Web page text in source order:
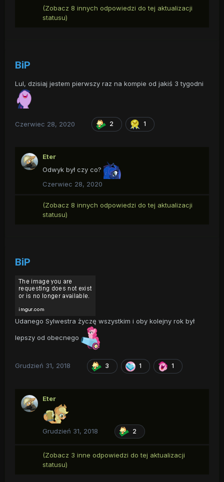
(Zobacz 8 innych odpowiedzi do tej aktualizacji
statusu)
BiP
Lul, dzisiaj jestem pierwszy raz na kompie od jakiś 3 tygodni
Czerwiec 28, 2020 2 1
Eter
Odwyk był czy co?
Czerwiec 28, 2020
(Zobacz 8 innych odpowiedzi do tej aktualizacji
statusu)
BiP
Udanego Sylwestra życzę wszystkim i oby kolejny rok był
lepszy od obecnego
Grudzień 31, 2018 3 1 1
Eter
Grudzień 31, 2018 2
(Zobacz 3 inne odpowiedzi do tej aktualizacji
statusu)